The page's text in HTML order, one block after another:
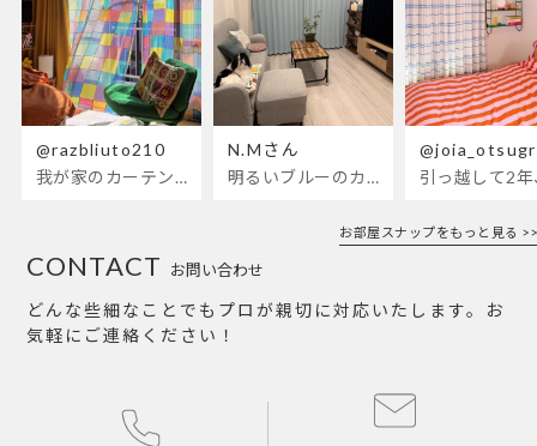
@razbliuto210
我が家のカーテンが新しくなりました🌼早起きが超絶苦手な私が、思わず朝カーテンを開けて光合成するようになったステンドグラスカーテン…！
N.Mさん
明るいブルーのカーテンで、部屋全体が明るく。白を基調とした部屋にぴったりです。
お部屋スナップをもっと見る >>
お問い合わせ
CONTACT
どんな些細なことでもプロが親切に対応いたします。お
気軽にご連絡ください！